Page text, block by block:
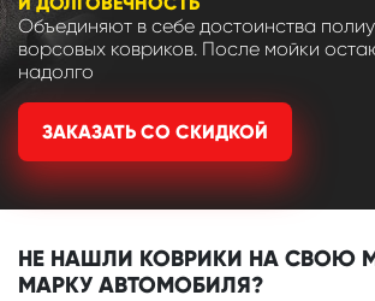
Объединяют в себе достоинства
ворсовых ковриков. После мойки
надолго
ЗАКАЗАТЬ СО СКИДКОЙ
НЕ НАШЛИ КОВРИКИ НА СВОЮ
МАРКУ АВТОМОБИЛЯ?